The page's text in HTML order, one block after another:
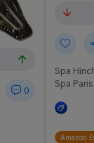
0
Spa
Spa Paris
Amazon